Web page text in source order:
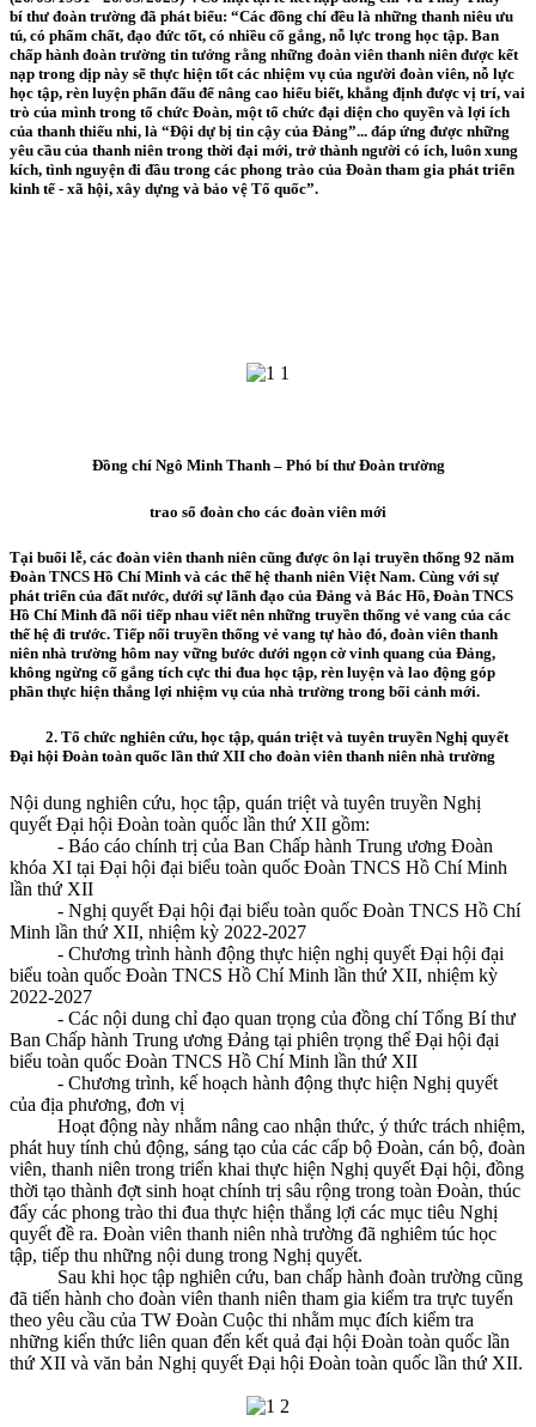
bí thư đoàn trường đã phát biểu: “Các đồng chí đều là những thanh niêu ưu
tú, có phẩm chất, đạo đức tốt, có nhiều cố gắng, nỗ lực trong học tập. Ban
chấp hành đoàn trường tin tưởng rằng những đoàn viên thanh niên được kết
nạp trong dịp này sẽ thực hiện tốt các nhiệm vụ của người đoàn viên, nỗ lực
học tập, rèn luyện phấn đấu để nâng cao hiểu biết, khẳng định được vị trí, vai
trò của mình trong tổ chức Đoàn, một tổ chức đại diện cho quyền và lợi ích
của thanh thiếu nhi, là “Đội dự bị tin cậy của Đảng”... đáp ứng được những
yêu cầu của thanh niên trong thời đại mới, trở thành người có ích, luôn xung
kích, tình nguyện đi đầu trong các phong trào của Đoàn tham gia phát triển
kinh tế - xã hội, xây dựng và bảo vệ Tổ quốc”.
Đồng chí Ngô Minh Thanh – Phó bí thư Đoàn trường
trao sổ đoàn cho các đoàn viên mới
Tại buổi lễ, các đoàn viên thanh niên cũng được ôn lại truyền thống 92 năm
Đoàn TNCS Hồ Chí Minh và các thế hệ thanh niên Việt Nam. Cùng với sự
phát triển của đất nước, dưới sự lãnh đạo của Đảng và Bác Hồ, Đoàn TNCS
Hồ Chí Minh đã nối tiếp nhau viết nên những truyền thống vẻ vang của các
thế hệ đi trước. Tiếp nối truyền thống vẻ vang tự hào đó, đoàn viên thanh
niên nhà trường hôm nay vững bước dưới ngọn cờ vinh quang của Đảng,
không ngừng cố gắng tích cực thi đua học tập, rèn luyện và lao động góp
phần thực hiện thắng lợi nhiệm vụ của nhà trường trong bối cảnh mới.
2. Tổ chức nghiên cứu, học tập, quán triệt và tuyên truyền Nghị quyết
Đại hội Đoàn toàn quốc lần thứ XII cho đoàn viên thanh niên nhà trường
Nội dung nghiên cứu, học tập, quán triệt và tuyên truyền Nghị
quyết Đại hội Đoàn toàn quốc lần thứ XII gồm:
- Báo cáo chính trị của Ban Chấp hành Trung ương Đoàn
khóa XI tại Đại hội đại biểu toàn quốc Đoàn TNCS Hồ Chí Minh
lần thứ XII
- Nghị quyết Đại hội đại biểu toàn quốc Đoàn TNCS Hồ Chí
Minh lần thứ XII, nhiệm kỳ 2022-2027
- Chương trình hành động thực hiện nghị quyết Đại hội đại
biểu toàn quốc Đoàn TNCS Hồ Chí Minh lần thứ XII, nhiệm kỳ
2022-2027
- Các nội dung chỉ đạo quan trọng của đồng chí Tổng Bí thư
Ban Chấp hành Trung ương Đảng tại phiên trọng thể Đại hội đại
biểu toàn quốc Đoàn TNCS Hồ Chí Minh lần thứ XII
- Chương trình, kế hoạch hành động thực hiện Nghị quyết
của địa phương, đơn vị
Hoạt động này nhằm nâng cao nhận thức, ý thức trách nhiệm,
phát huy tính chủ động, sáng tạo của các cấp bộ Đoàn, cán bộ, đoàn
viên, thanh niên trong triển khai thực hiện Nghị quyết Đại hội, đồng
thời tạo thành đợt sinh hoạt chính trị sâu rộng trong toàn Đoàn, thúc
đẩy các phong trào thi đua thực hiện thắng lợi các mục tiêu Nghị
quyết đề ra. Đoàn viên thanh niên nhà trường đã nghiêm túc học
tập, tiếp thu những nội dung trong Nghị quyết.
Sau khi học tập nghiên cứu, ban chấp hành đoàn trường cũng
đã tiến hành cho đoàn viên thanh niên tham gia kiểm tra trực tuyến
theo yêu cầu của TW Đoàn Cuộc thi nhằm mục đích kiểm tra
những kiến thức liên quan đến kết quả đại hội Đoàn toàn quốc lần
thứ XII và văn bản Nghị quyết Đại hội Đoàn toàn quốc lần thứ XII.